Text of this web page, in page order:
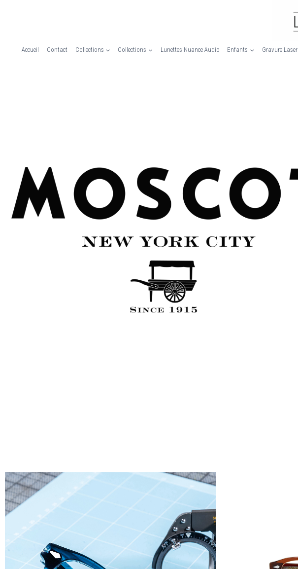
Accueil Contact Collections Collections Lunettes Nuance Audio Enfants Gravure Laser